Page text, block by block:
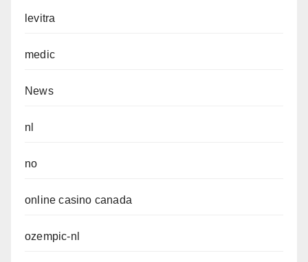
levitra
medic
News
nl
no
online casino canada
ozempic-nl